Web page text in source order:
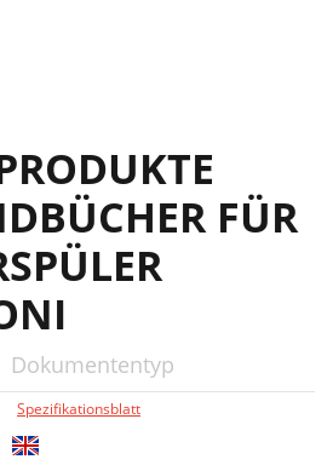
FÜR
Dokumententyp
Spezifikationsblatt